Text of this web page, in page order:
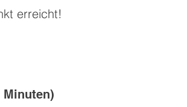
erreicht!